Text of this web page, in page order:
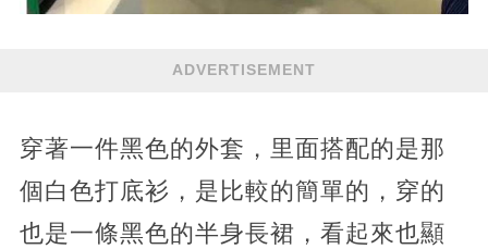
ADVERTISEMENT
穿著一件黑色的外套，里面搭配的是那
個白色打底衫，是比較的簡單的，穿的
也是一條黑色的半身長裙，看起來也顯